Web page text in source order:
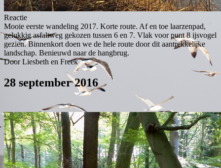
Reactie
Mooie eerste wandeling 2017. Korte route. Af en toe laarzenpad,
gelukkig asfaltweg gekozen tussen 6 en 7. Vlak voor punt 8 ijsvogel
gezien. Binnenkort doen we de hele route door dit aantrekkelijke
landschap. Benieuwd naar de hangbrug.
Door Liesbeth en Freek
28 september 2016